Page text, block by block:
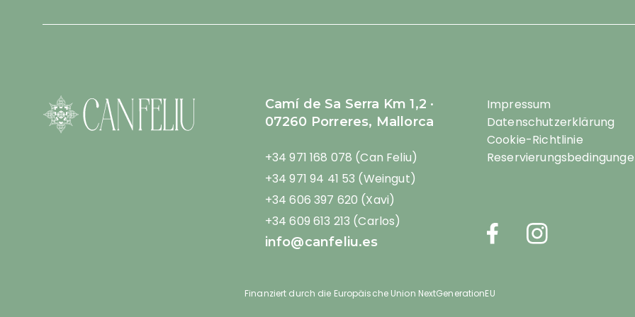
Camí de Sa Serra Km 1,2 ·
07260 Porreres, Mallorca
+34 971 168 078 (Can Feliu)
+34 971 94 41 53 (Weingut)
+34 606 397 620 (Xavi)
+34 609 613 213 (Carlos)
info@canfeliu.es
Impressum
Datenschutzerklärung
Cookie-Richtlinie
Finanziert durch die Europäische Union NextGenerationEU